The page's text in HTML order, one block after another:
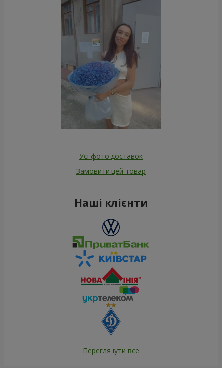
Усі фото доставок
Замовити цей товар
Наші клієнти
Переглянути все